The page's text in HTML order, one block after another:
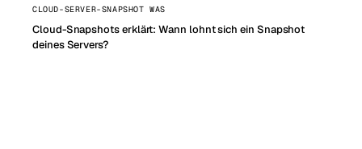
CLOUD-SERVER-SNAPSHOT WAS
Cloud-Snapshots erklärt: Wann lohnt sich ein Snapshot
deines Servers?